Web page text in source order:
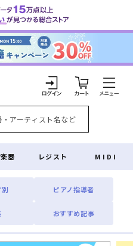
ロ
グ
イ
ン
カ
ー
ト
ピアノ指導者
おすすめ記事
器 レジスト MIDI